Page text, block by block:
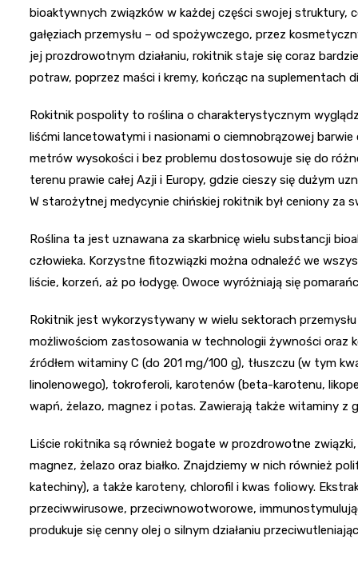
bioaktywnych związków w każdej części swojej struktury,
gałęziach przemysłu – od spożywczego, przez
jej prozdrowotnym działaniu, rokitnik staje się coraz
potraw, poprzez maści i kremy, kończąc na suplementach
Rokitnik pospolity to roślina o charakterystycznym
liśćmi lancetowatymi i nasionami o ciemnobrązowej
metrów wysokości i bez problemu dostosowuje się do
terenu prawie całej Azji i Europy, gdzie cieszy się dużym
W starożytnej medycynie chińskiej rokitnik był ceniony za
Roślina ta jest uznawana za skarbnicę wielu substancji
człowieka. Korzystne fitozwiązki można odnaleźć we
liście, korzeń, aż po łodygę. Owoce wyróżniają się
Rokitnik jest wykorzystywany w wielu sektorach
możliwościom zastosowania w technologii żywności oraz
źródłem witaminy C (do 201 mg/100 g), tłuszczu (w tym
linolenowego), tokroferoli, karotenów (beta-karotenu,
wapń, żelazo, magnez i potas. Zawierają także witaminy z
Liście rokitnika są również bogate w prozdrowotne
magnez, żelazo oraz białko. Znajdziemy w nich również
katechiny), a także karoteny, chlorofil i kwas foliowy.
przeciwwirusowe, przeciwnowotworowe,
produkuje się cenny olej o silnym działaniu